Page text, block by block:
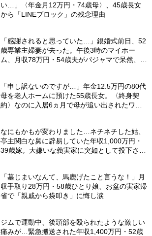
い…」〈年金月12万円・74歳母〉、45歳長女
から「LINEブロック」の残念理由
「感謝されると思っていた…」銀婚式前日、52
歳専業主婦妻が去った。午後3時のマイホー
ム、月収78万円・54歳夫がパジャマで呆然、カ
「申し訳ないのですが…」年金12.5万円の80代
母を老人ホームに預けた55歳長女。〈終身契
約〉なのに入居6ヵ月で母が追い出されたワ
なにもかもが変わりました…ネチネチした姑、
亭主関白な舅に辟易していた年収1,000万円・
39歳嫁。大嫌いな義実家に突如として投下され
「墓じまいなんて、馬鹿げたこと言うな！」月
収手取り28万円・58歳ひとり娘、お盆の実家帰
省で「親戚から袋叩き」に悔し涙
ジムで運動中、後頭部を殴られたような激しい
痛みが…緊急搬送された年収1,400万円・52歳